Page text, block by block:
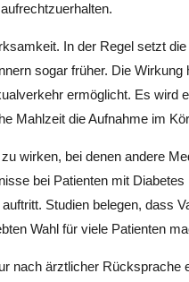
In der Regel setzt
sogar früher. Die
ermöglicht. Es wird
Mahlzeit die Aufnahme im
wirken, bei denen andere
bei Patienten mit
Studien belegen, dass
Wahl für viele Patienten
nach ärztlicher Rücksprache